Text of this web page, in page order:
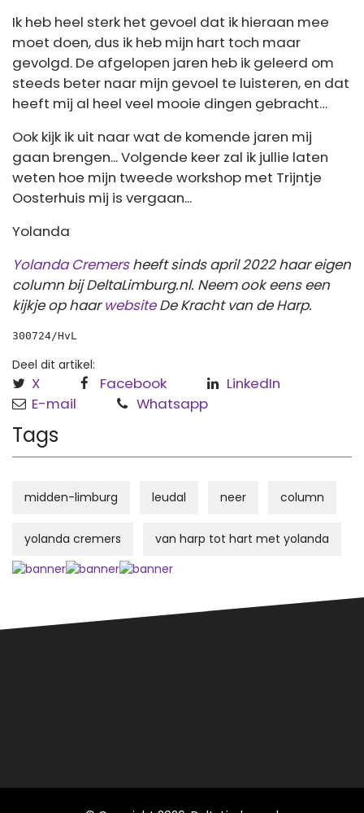
Ik heb heel sterk het gevoel dat ik hieraan mee
moet doen, dus ik heb mijn hart toch maar
gevolgd. De afgelopen jaren heb ik geleerd om
steeds beter naar mijn gevoel te luisteren, en dat
heeft mij al heel veel mooie dingen gebracht…
Ook kijk ik uit naar wat de komende jaren mij
gaan brengen... Volgende keer zal ik jullie laten
weten hoe mijn tweede workshop met Trijntje
Oosterhuis mij is vergaan...
Yolanda
Yolanda Cremersheeft sinds april 2022 haar eigen
column bij DeltaLimburg.nl. Neem ook eens een
kijkje op haarwebsiteDe Kracht van de Harp.
300724/HvL
Deel dit artikel:
X Facebook
LinkedIn
E-mail
Whatsapp
Tags
midden-limburg leudal neer column
yolanda cremers van harp tot hart met yolanda